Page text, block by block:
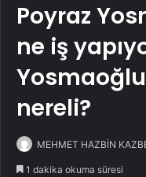
Poyraz
ne iş
nereli?
MEHMET HAZBİN
1 dakika okuma süresi